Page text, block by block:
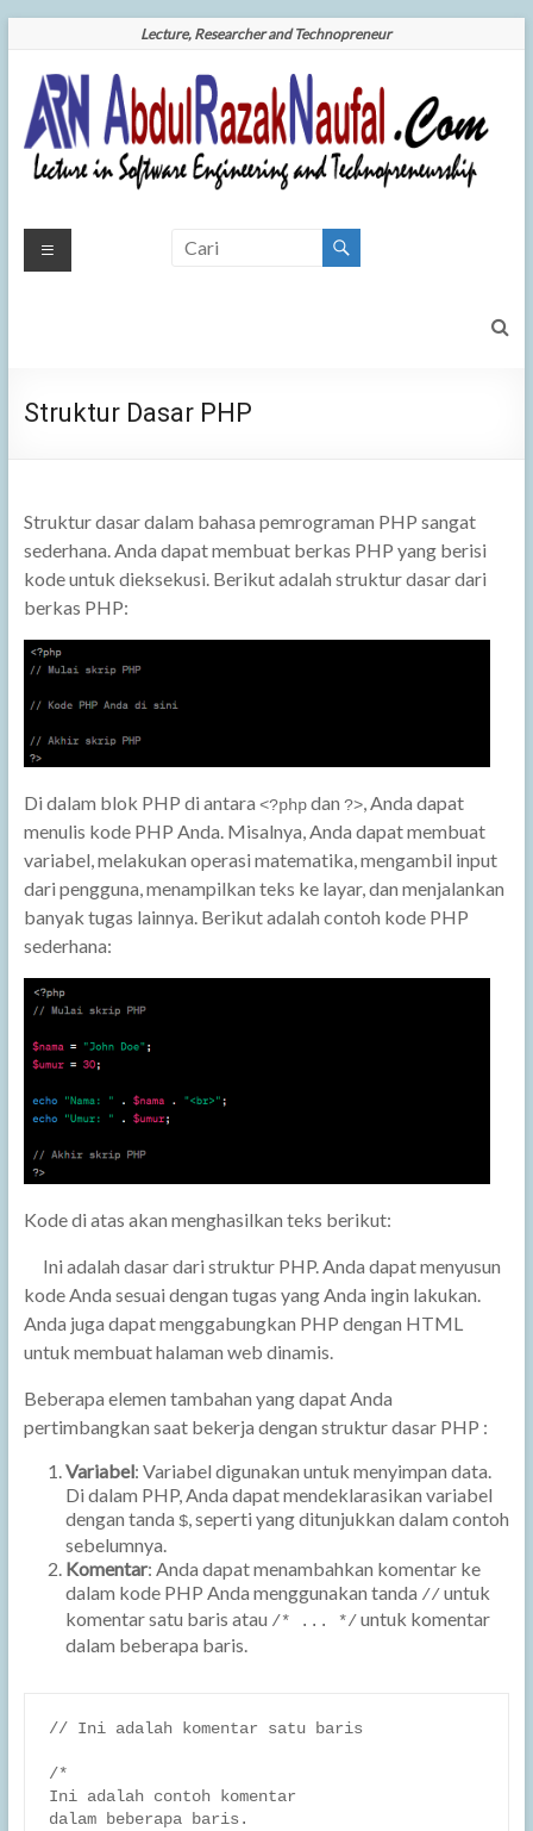
content
Lecture, Researcher and Technopreneur
AbdulRazakNaufal.Com
| Your Brigther Future is
Your
Brigther
Struktur Dasar PHP
Struktur dasar dalam bahasa pemrograman PHP sangat
sederhana. Anda dapat membuat berkas PHP yang berisi
kode untuk dieksekusi. Berikut adalah struktur dasar dari
berkas PHP:
Di dalam blok PHP di antara <?phpdan ?>, Anda dapat
menulis kode PHP Anda. Misalnya, Anda dapat membuat
variabel, melakukan operasi matematika, mengambil input
dari pengguna, menampilkan teks ke layar, dan menjalankan
banyak tugas lainnya. Berikut adalah contoh kode PHP
sederhana:
Kode di atas akan menghasilkan teks berikut:
Ini adalah dasar dari struktur PHP. Anda dapat menyusun
kode Anda sesuai dengan tugas yang Anda ingin lakukan.
Anda juga dapat menggabungkan PHP dengan HTML
untuk membuat halaman web dinamis.
Beberapa elemen tambahan yang dapat Anda
pertimbangkan saat bekerja dengan struktur dasar PHP :
Variabel: Variabel digunakan untuk menyimpan data.
Di dalam PHP, Anda dapat mendeklarasikan variabel
dengan tanda $, seperti yang ditunjukkan dalam contoh
sebelumnya.
Komentar: Anda dapat menambahkan komentar ke
dalam kode PHP Anda menggunakan tanda //untuk
komentar satu baris atau /* ... */untuk komentar
dalam beberapa baris.
// Ini adalah komentar satu baris
/*
Ini adalah contoh komentar
dalam beberapa baris.